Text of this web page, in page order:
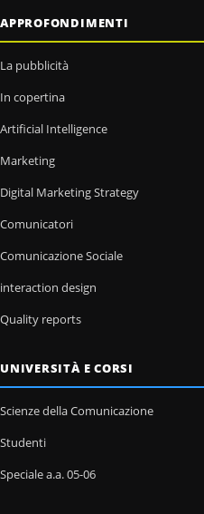
APPROFONDIMENTI
La pubblicità
In copertina
Artificial Intelligence
Marketing
Digital Marketing Strategy
Comunicatori
Comunicazione Sociale
interaction design
Quality reports
UNIVERSITÀ E CORSI
Scienze della Comunicazione
Studenti
Speciale a.a. 05-06